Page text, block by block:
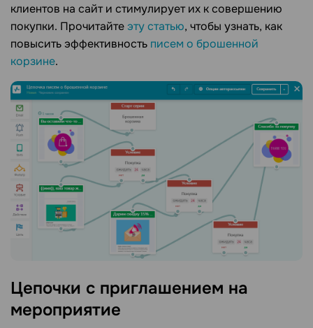
клиентов на сайт и стимулирует их к совершению
покупки. Прочитайте эту статью, чтобы узнать, как
повысить эффективность писем о брошенной
корзине.
Цепочки с приглашением на
мероприятие